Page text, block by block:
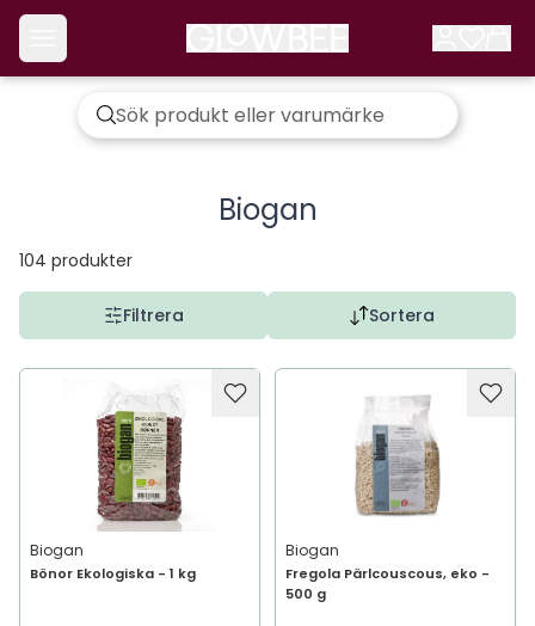
Biogan
104 produkter
Filtrera Sortera
Biogan
Bönor Ekologiska - 1 kg
Biogan
Fregola Pärlcouscous, eko -
500 g